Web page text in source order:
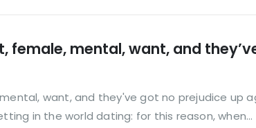
female, mental, want, and
want, and they've got no prejudice up
in the world dating: for this reason, when...